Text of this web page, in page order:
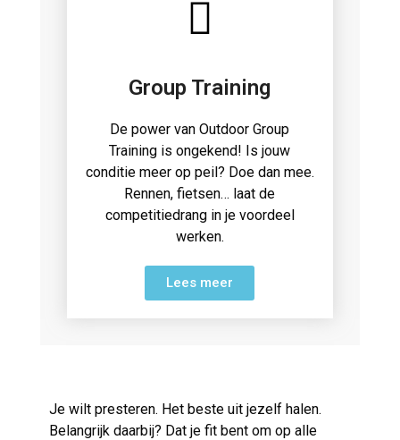
Group Training
De power van Outdoor Group
Training is ongekend! Is jouw
conditie meer op peil? Doe dan mee.
Rennen, fietsen… laat de
competitiedrang in je voordeel
werken.
Lees meer
Je wilt presteren. Het beste uit jezelf halen.
Belangrijk daarbij? Dat je fit bent om op alle